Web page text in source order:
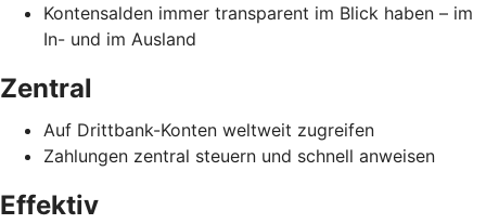
Kontensalden immer transparent im Blick haben – im
In- und im Ausland
Zentral
Auf Drittbank-Konten weltweit zugreifen
Zahlungen zentral steuern und schnell anweisen
Effektiv